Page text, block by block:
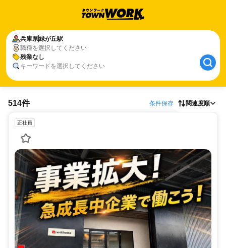
兵庫県緑が丘駅
職種を選択してください
残業なし
キーワードを選択してください
514件 条件保存 関連度順
正社員